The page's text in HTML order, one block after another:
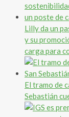
Lilly da un
y su
carga para
El tramo de
Sebastián